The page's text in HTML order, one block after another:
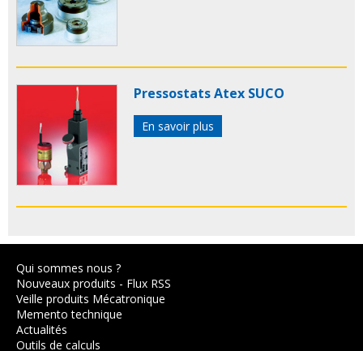
Pressostats Atex SUCO
En savoir plus
Qui sommes nous ?
Nouveaux produits - Flux RSS
Veille produits Mécatronique
Memento technique
Actualités
Outils de calculs